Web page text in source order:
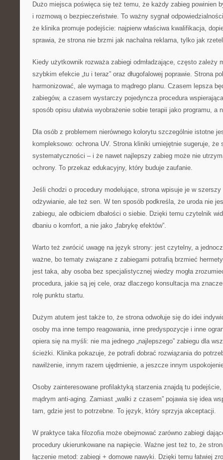
Dużo miejsca poświęca się też temu, że każdy zabieg powinien
i rozmową o bezpieczeństwie. To ważny sygnał
że klinika promuje podejście: najpierw właściwa kwalifikacja,
sprawia, że strona nie brzmi jak nachalna reklama, tylko jak
Kiedy użytkownik rozważa zabiegi odmładzające, często zależy
szybkim efekcie „tu i teraz” oraz długofalowej poprawie. Strona
harmonizować, ale wymaga to mądrego planu. Czasem lepsza
zabiegów, a czasem wystarczy pojedyncza procedura
sposób opisu ułatwia wyobrażenie sobie terapii jako programu, a
Dla osób z problemem nierównego kolorytu szczególnie istotne
kompleksowo: ochrona UV. Strona kliniki umiejętnie sugeruje,
systematyczności – i że nawet najlepszy zabieg może nie
ochrony. To przekaz edukacyjny, który buduje zaufanie.
Jeśli chodzi o procedury modelujące, strona wpisuje je w
odżywianie, ale też sen. W ten sposób podkreśla, że uroda nie
zabiegu, ale odbiciem dbałości o siebie. Dzięki temu czytelnik
dbaniu o komfort, a nie jako „fabrykę efektów”.
Warto też zwrócić uwagę na język strony: jest czytelny, a
ważne, bo tematy związane z zabiegami potrafią brzmieć
jest taka, aby osoba bez specjalistycznej wiedzy mogła
procedura, jakie są jej cele, oraz dlaczego konsultacja ma
rolę punktu startu.
Dużym atutem jest także to, że strona odwołuje się do idei
osoby ma inne tempo reagowania, inne predyspozycje i inne
opiera się na myśli: nie ma jednego „najlepszego” zabiegu dla
ścieżki. Klinika pokazuje, że potrafi dobrać rozwiązania do
nawilżenie, innym razem ujędrnienie, a jeszcze innym
Osoby zainteresowane profilaktyką starzenia znajdą tu
mądrym anti-aging. Zamiast „walki z czasem” pojawia się idea
tam, gdzie jest to potrzebne. To język, który sprzyja akceptacji.
W praktyce taka filozofia może obejmować zarówno zabiegi
procedury ukierunkowane na napięcie. Ważne jest też to, że
łączenie metod: zabiegi + domowe nawyki. Dzięki temu łatwiej